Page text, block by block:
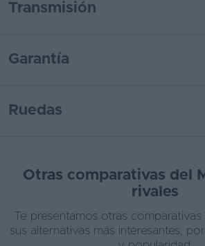
Transmisión
Garantía
Ruedas
Otras comparativas del
rivales
Te presentamos otras
sus alternativas más interesantes,